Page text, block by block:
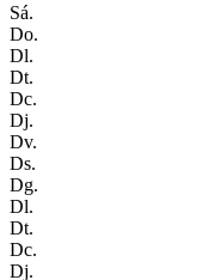
Sá.
Do.
Dl.
Dt.
Dc.
Dj.
Dv.
Ds.
Dg.
Dl.
Dt.
Dc.
Dj.